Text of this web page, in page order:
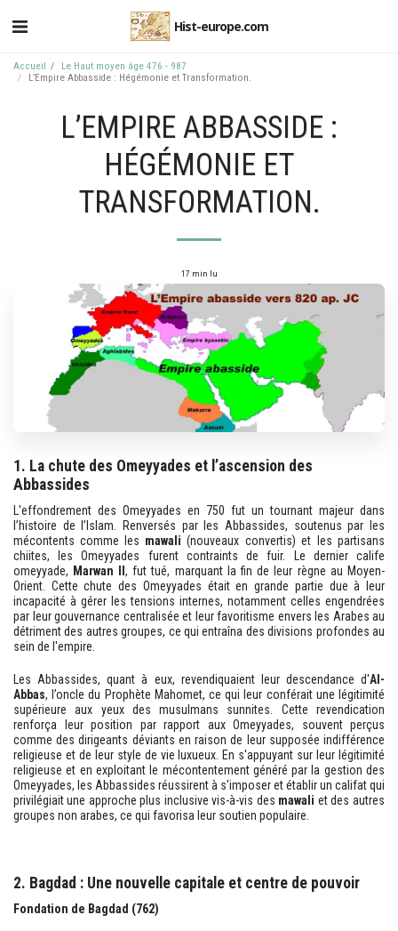
Hist-europe.com
Accueil
Le Haut moyen âge 476 - 987
L’Empire Abbasside : Hégémonie et Transformation.
L’EMPIRE ABBASSIDE :
HÉGÉMONIE ET
TRANSFORMATION.
17 min lu
1. La chute des Omeyyades et l’ascension des
Abbassides
L'effondrement des Omeyyades en 750 fut un tournant majeur dans
l’histoire de l’Islam. Renversés par les Abbassides, soutenus par les
mécontents comme les mawali (nouveaux convertis) et les partisans
chiites, les Omeyyades furent contraints de fuir. Le dernier calife
omeyyade, Marwan II , fut tué, marquant la fin de leur règne au Moyen-
Orient. Cette chute des Omeyyades était en grande partie due à leur
incapacité à gérer les tensions internes, notamment celles engendrées
par leur gouvernance centralisée et leur favoritisme envers les Arabes au
détriment des autres groupes, ce qui entraîna des divisions profondes au
sein de l'empire.
Les Abbassides, quant à eux, revendiquaient leur descendance d'Al-
Abbas, l’oncle du Prophète Mahomet, ce qui leur conférait une légitimité
supérieure aux yeux des musulmans sunnites. Cette revendication
renforça leur position par rapport aux Omeyyades, souvent perçus
comme des dirigeants déviants en raison de leur supposée indifférence
religieuse et de leur style de vie luxueux. En s'appuyant sur leur légitimité
religieuse et en exploitant le mécontentement généré par la gestion des
Omeyyades, les Abbassides réussirent à s'imposer et établir un califat qui
privilégiait une approche plus inclusive vis-à-vis des mawali et des autres
groupes non arabes, ce qui favorisa leur soutien populaire.
2. Bagdad : Une nouvelle capitale et centre de pouvoir
Fondation de Bagdad (762)